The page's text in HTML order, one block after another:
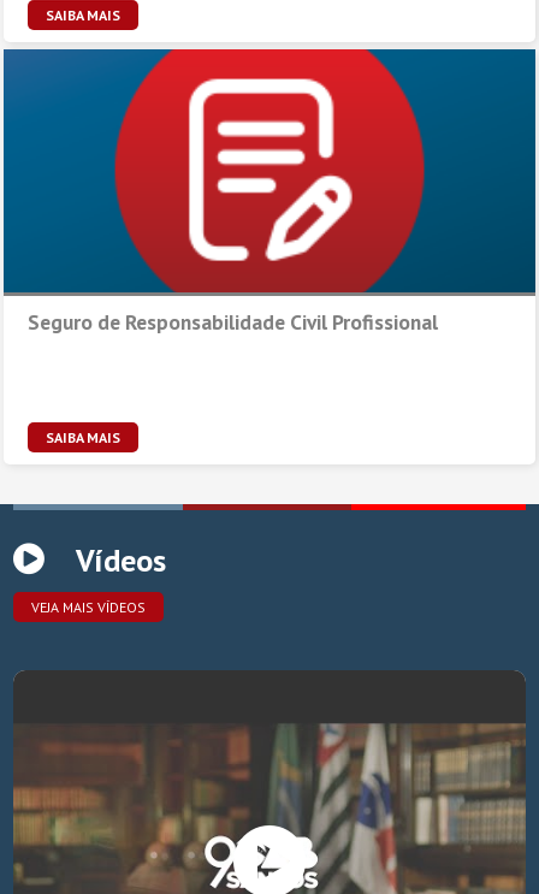
SAIBA MAIS
Seguro de Responsabilidade Civil Profissional
SAIBA MAIS
Vídeos
VEJA MAIS VÍDEOS